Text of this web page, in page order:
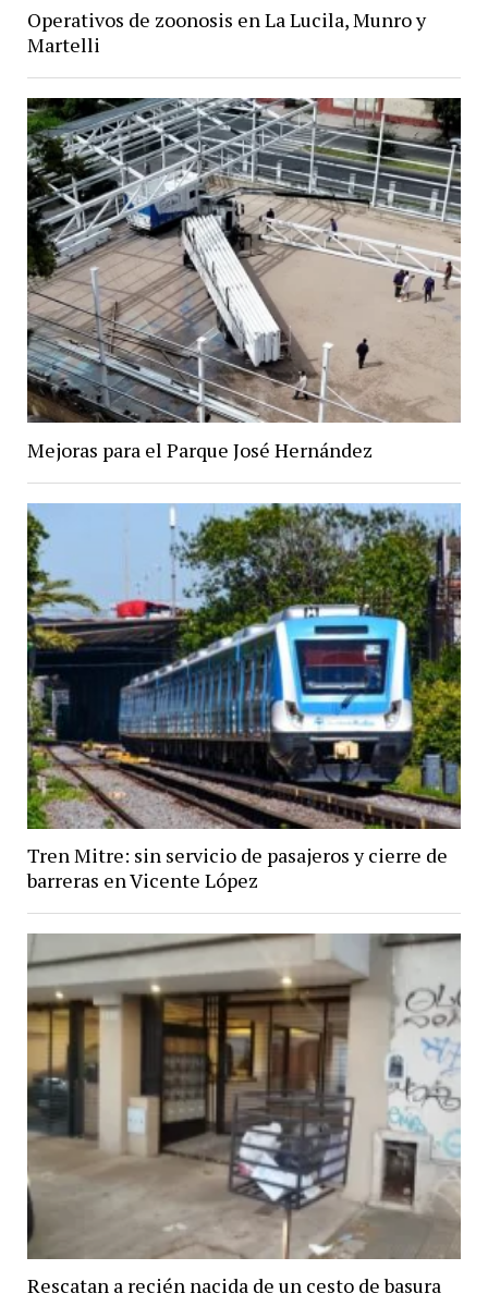
Operativos de zoonosis en La Lucila, Munro y
Martelli
Mejoras para el Parque José Hernández
Tren Mitre: sin servicio de pasajeros y cierre de
barreras en Vicente López
Rescatan a recién nacida de un cesto de basura